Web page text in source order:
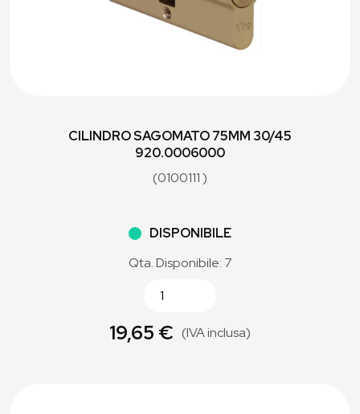
CILINDRO SAGOMATO 75MM 30/45
920.0006000
(0100111 )
DISPONIBILE
Qta. Disponibile: 7
19,65 € (IVA inclusa)